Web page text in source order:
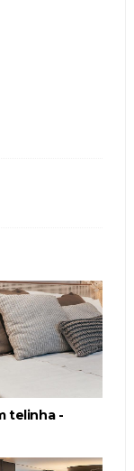
telinha -